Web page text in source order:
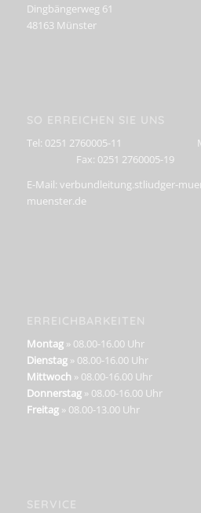
Dingbängerweg 61
48163 Münster
SO ERREICHEN SIE UNS
Tel: 0251 2760005-11
Fax: 0251 2760005-19
E-Mail: verbundleitung.stliudger-
muenster.de
ERREICHBARKEITEN
Montag » 08.00-16.00 Uhr
Dienstag » 08.00-16.00 Uhr
Mittwoch » 08.00-16.00 Uhr
Donnerstag » 08.00-16.00 Uhr
Freitag » 08.00-13.00 Uhr
SERVICE